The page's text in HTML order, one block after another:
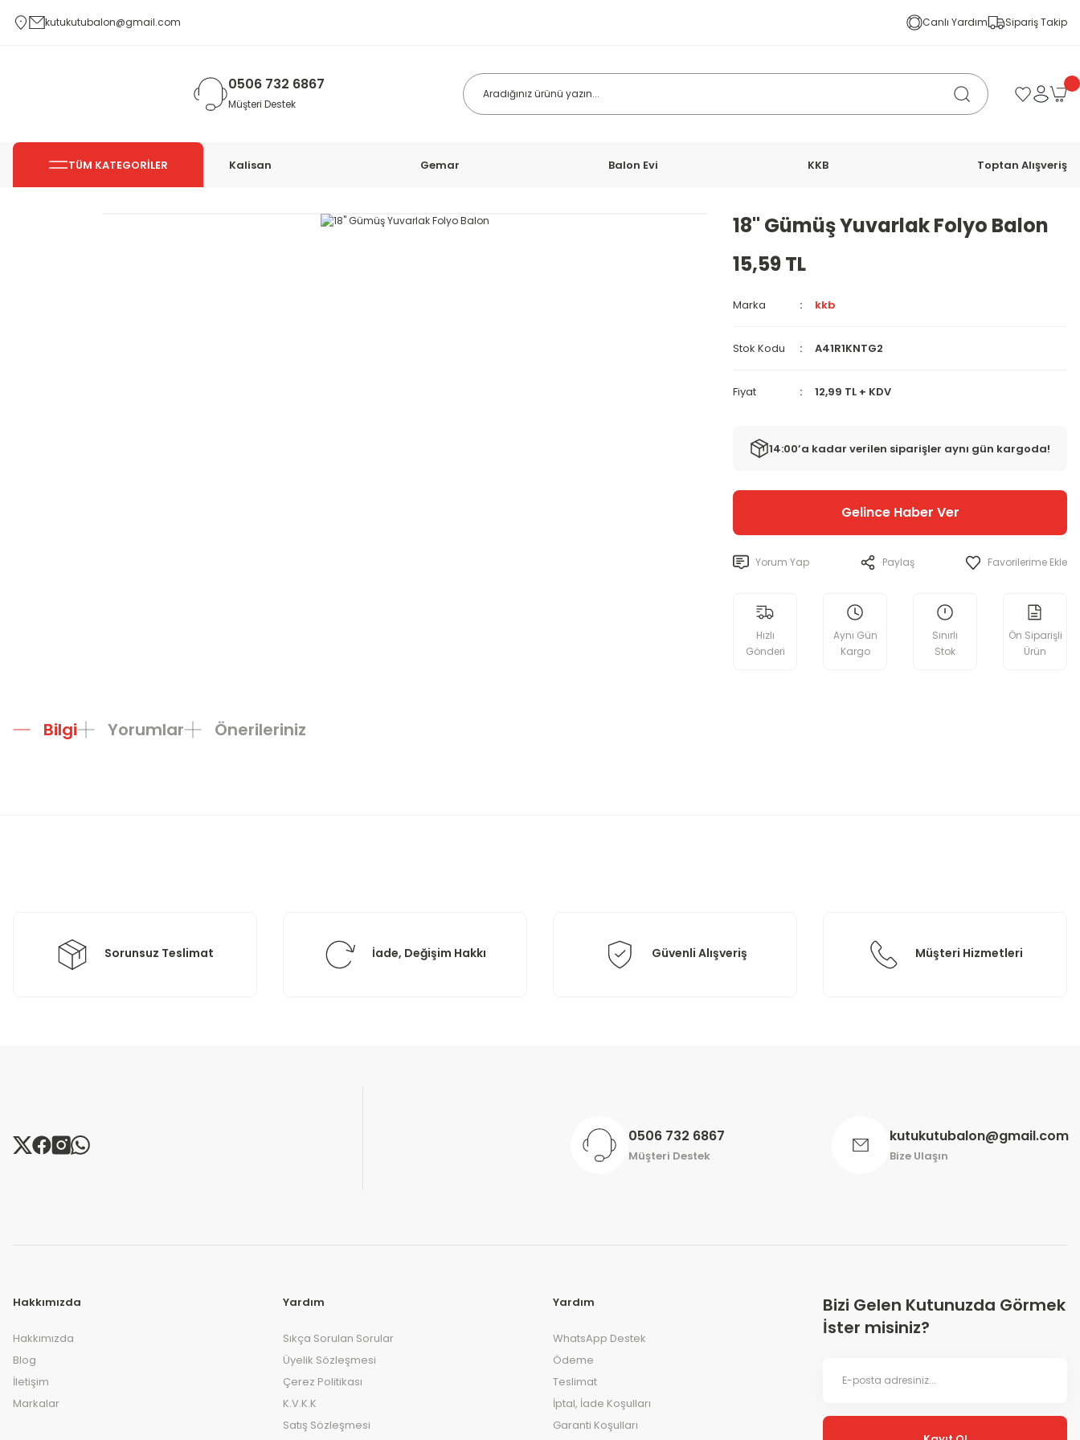
kutukutubalon@gmail.com Canlı Yardım Sipariş Takip
0506 732 6867
Müşteri Destek
TÜM KATEGORİLER Kalisan Gemar Balon Evi KKB Toptan Alışveriş
18'' Gümüş Yuvarlak Folyo Balon
15,59 TL
Marka kkb
Stok Kodu A41R1KNTG2
Fiyat 12,99 TL + KDV
14:00’a kadar verilen siparişler aynı gün kargoda!
Gelince Haber Ver
Yorum Yap Paylaş
Hızlı
Gönderi
Aynı Gün
Kargo
Sınırlı
Stok
Ön Siparişli
Ürün
Bilgi Yorumlar Önerileriniz
Sorunsuz Teslimat İade, Değişim Hakkı Güvenli Alışveriş Müşteri Hizmetleri
0506 732 6867
Müşteri Destek
kutukutubalon@gmail.com
Bize Ulaşın
Hakkımızda
Hakkımızda
Blog
İletişim
Markalar
Yardım
Sıkça Sorulan Sorular
Üyelik Sözleşmesi
Çerez Politikası
K.V.K.K
Satış Sözleşmesi
Yardım
WhatsApp Destek
Ödeme
Teslimat
İptal, İade Koşulları
Garanti Koşulları
Bizi Gelen Kutunuzda Görmek
İster misiniz?